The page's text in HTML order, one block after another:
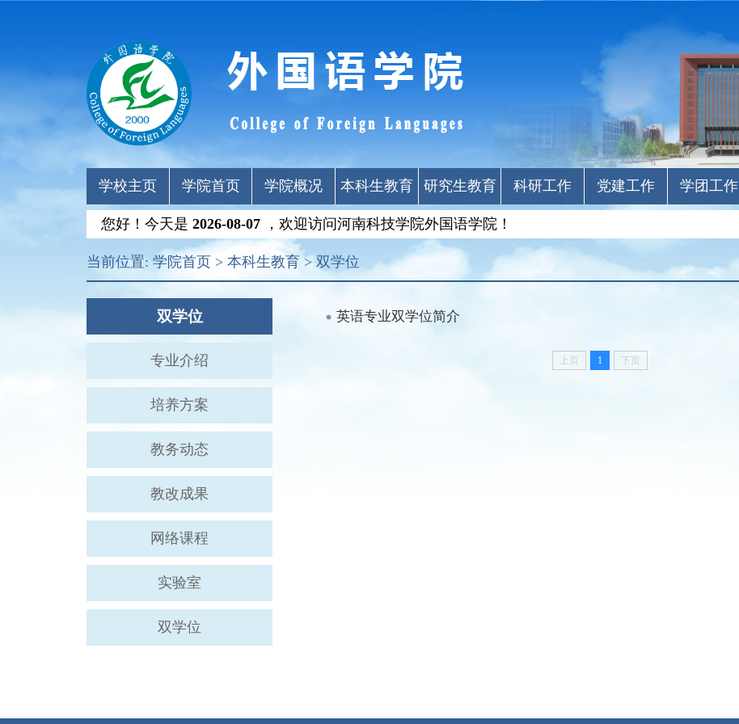
学校主页 学院首页 学院概况 本科生教育 研究生教育 科研工作 党建工作 学团工作
您好！今天是 2026-08-07 ，欢迎访问河南科技学院外国语学院！
当前位置: 学院首页 > 本科生教育 > 双学位
双学位
专业介绍
培养方案
教务动态
教改成果
网络课程
实验室
双学位
英语专业双学位简介
上页 1 下页